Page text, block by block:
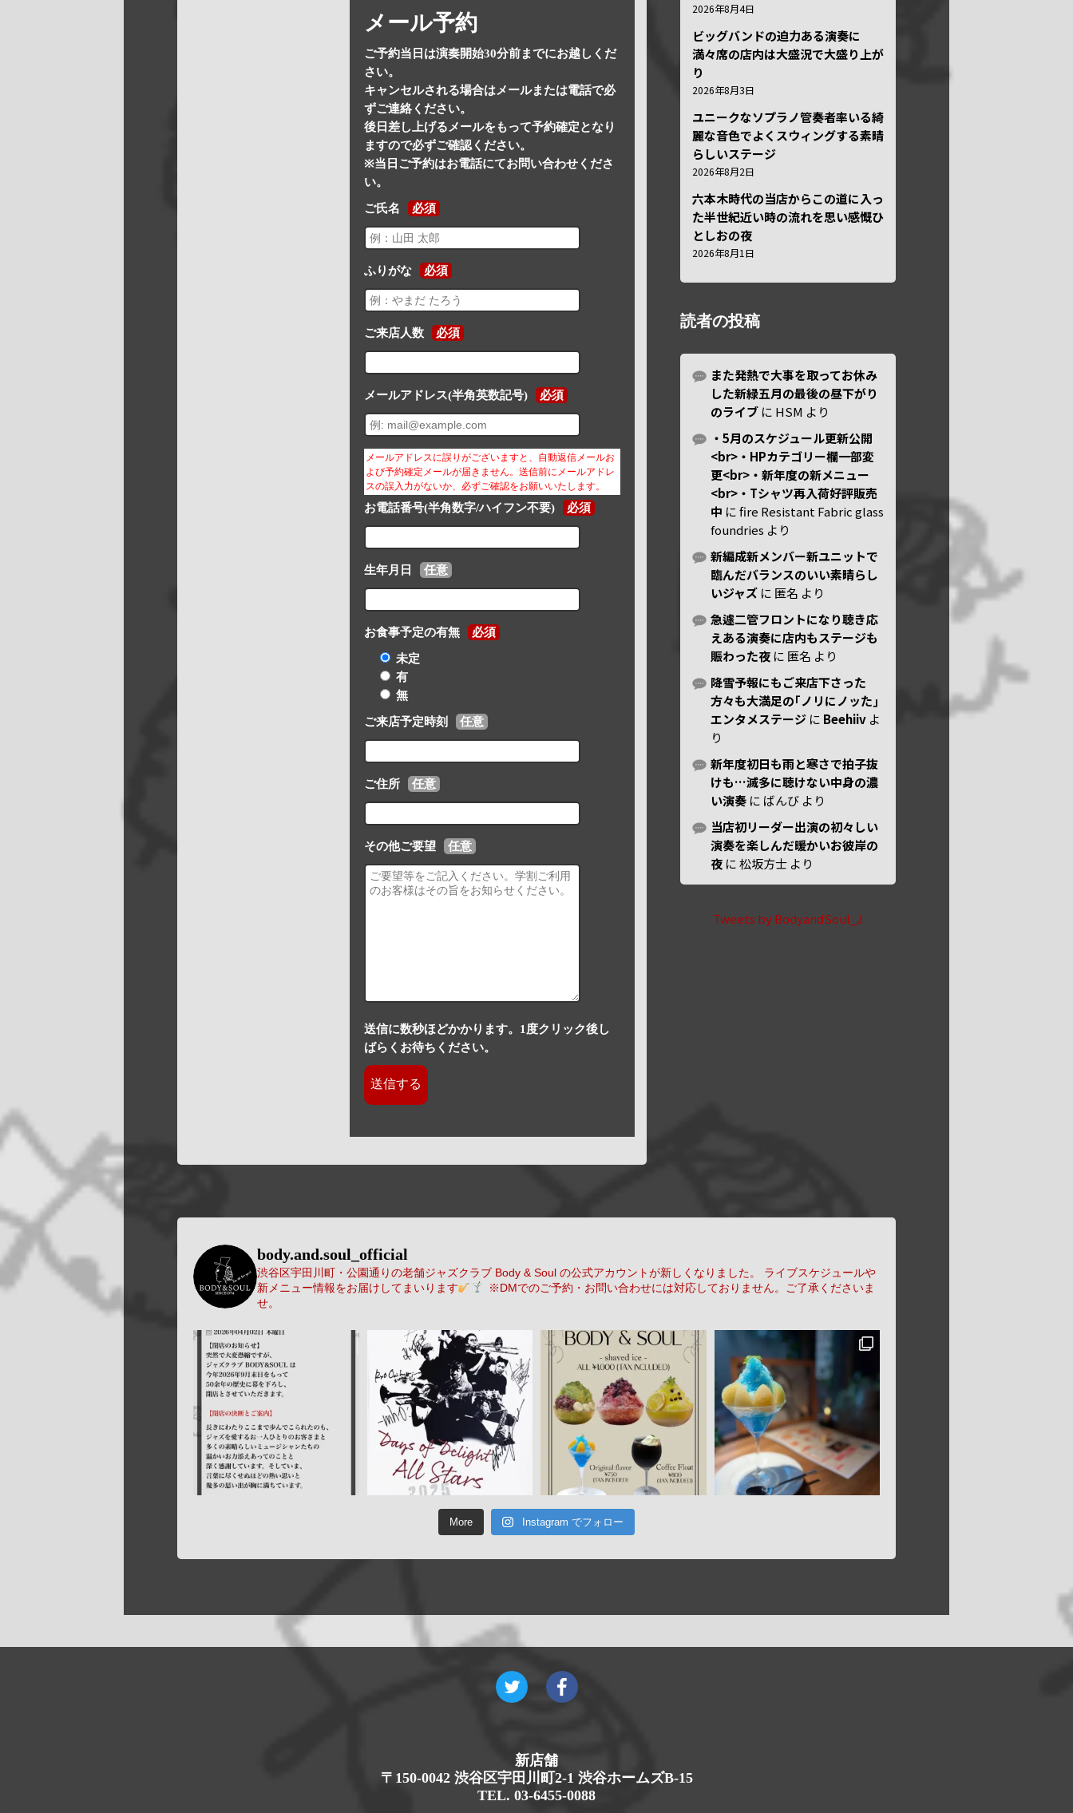
メール予約
ご予約当日は演奏開始30分前までにお越しくだ
さい。
キャンセルされる場合はメールまたは電話で必
ずご連絡ください。
後日差し上げるメールをもって予約確定となり
ますので必ずご確認ください。
※当日ご予約はお電話にてお問い合わせくださ
い。
ご氏名 必須
ふりがな 必須
ご来店人数 必須
メールアドレス(半角英数記号) 必須
メールアドレスに誤りがございますと、自動返信メールお
よび予約確定メールが届きません。送信前にメールアドレ
スの誤入力がないか、必ずご確認をお願いいたします。
お電話番号(半角数字/ハイフン不要) 必須
生年月日 任意
お食事予定の有無 必須
未定
有
無
ご来店予定時刻 任意
ご住所 任意
その他ご要望 任意
送信に数秒ほどかかります。1度クリック後し
ばらくお待ちください。
2026年8月4日
ビッグバンドの迫力ある演奏に
満々席の店内は大盛況で大盛り上が
り
2026年8月3日
ユニークなソプラノ管奏者率いる綺
麗な音色でよくスウィングする素晴
らしいステージ
2026年8月2日
六本木時代の当店からこの道に入っ
た半世紀近い時の流れを思い感慨ひ
としおの夜
2026年8月1日
読者の投稿
また発熱で大事を取ってお休み
した新緑五月の最後の昼下がり
のライブ に HSM より
・5月のスケジュール更新公開
<br>・HPカテゴリー欄一部変
更<br>・新年度の新メニュー
<br>・Tシャツ再入荷好評販売
中 にfire Resistant Fabric glass
foundries より
新編成新メンバー新ユニットで
臨んだバランスのいい素晴らし
いジャズ に 匿名 より
急遽二管フロントになり聴き応
えある演奏に店内もステージも
賑わった夜 に 匿名 より
降雪予報にもご来店下さった
方々も大満足の｢ノリにノッた｣
エンタメステージ に Beehiiv よ
り
新年度初日も雨と寒さで拍子抜
けも…滅多に聴けない中身の濃
い演奏 に ばんび より
当店初リーダー出演の初々しい
演奏を楽しんだ暖かいお彼岸の
夜 に松坂方士 より
Tweets by BodyandSoul_J
body.and.soul_official
渋谷区宇田川町・公園通りの老舗ジャズクラブ Body & Soul の公式アカウントが新しくなりました。
ライブスケジュールや
新メニュー情報をお届けしてまいります
※DMでのご予約・お問い合わせには対応しておりません。ご了承くださいま
せ。
More Instagram でフォロー
新店舗
〒150-0042 渋谷区宇田川町2-1 渋谷ホームズB-15
TEL. 03-6455-0088